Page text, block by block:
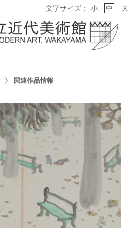
文字サイズ： 小 中 大
関連作品情報